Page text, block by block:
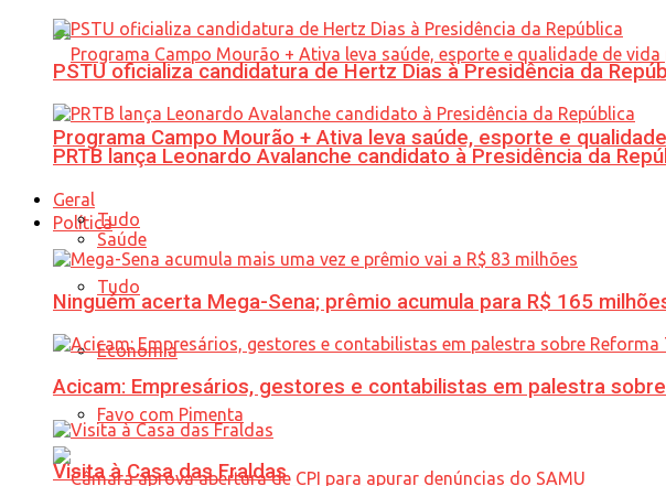
Programa Campo Mourão + Ativa leva saúde, esporte e
Política
Tudo
Economia
Favo com Pimenta
PSTU oficializa candidatura de Hertz Dias à Presidência da
PRTB lança Leonardo Avalanche candidato à Presidência da
Geral
Tudo
Saúde
Ninguém acerta Mega-Sena; prêmio acumula para R$ 165
Acicam: Empresários, gestores e contabilistas em palestra
Visita à Casa das Fraldas